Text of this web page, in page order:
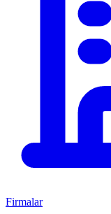
Firmalar